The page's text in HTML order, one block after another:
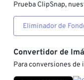
Prueba ClipSnap,
Eliminador de
Convertidor de
Para conversiones